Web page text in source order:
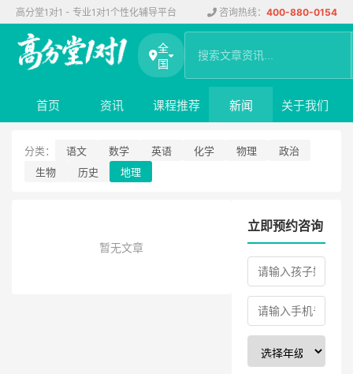
高分堂1对1 - 专业1对1个性化辅导平台 咨询热线： 400-880-0154
全
国
首页 资讯 课程推荐 新闻 关于我们
分类： 语文 数学 英语 化学 物理
政治
生物
历史 地理
暂无文章
立即预约咨询